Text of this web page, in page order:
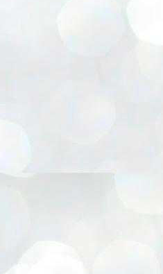
de FLORES E.V.A, Coruja 3D,